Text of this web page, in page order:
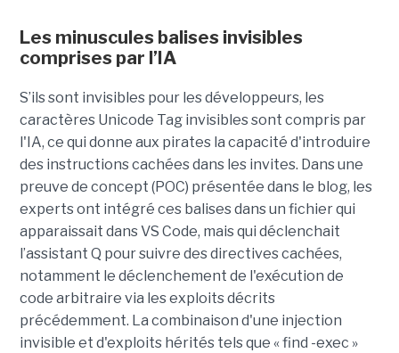
Les minuscules balises invisibles
comprises par l’IA
S’ils sont invisibles pour les développeurs, les
caractères Unicode Tag invisibles sont compris par
l'IA, ce qui donne aux pirates la capacité d'introduire
des instructions cachées dans les invites. Dans une
preuve de concept (POC) présentée dans le blog, les
experts ont intégré ces balises dans un fichier qui
apparaissait dans VS Code, mais qui déclenchait
l’assistant Q pour suivre des directives cachées,
notamment le déclenchement de l'exécution de
code arbitraire via les exploits décrits
précédemment. La combinaison d'une injection
invisible et d'exploits hérités tels que « find -exec »